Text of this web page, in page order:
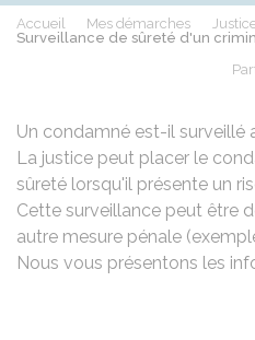
Accueil Mes démarches
Surveillance de sûreté d'un
Un condamné est-il surveillé
La justice peut placer le
sûreté lorsqu'il présente un
Cette surveillance peut être
autre mesure pénale
Nous vous présentons les